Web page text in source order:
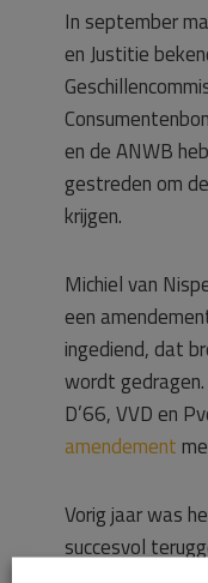
In september
en Justitie
en de ANWB
gestreden om
krijgen.
Michiel van
een
ingediend, dat
wordt gedragen.
D’66, VVD en
amendement
Vorig jaar was
succesvol